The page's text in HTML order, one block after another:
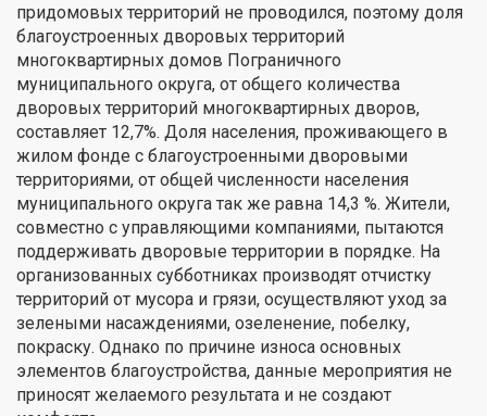
придомовых территорий не проводился, поэтому доля
благоустроенных дворовых территорий
многоквартирных домов Пограничного
муниципального округа, от общего количества
дворовых территорий многоквартирных дворов,
составляет 12,7%. Доля населения, проживающего в
жилом фонде с благоустроенными дворовыми
территориями, от общей численности населения
муниципального округа так же равна 14,3 %. Жители,
совместно с управляющими компаниями, пытаются
поддерживать дворовые территории в порядке. На
организованных субботниках производят отчистку
территорий от мусора и грязи, осуществляют уход за
зелеными насаждениями, озеленение, побелку,
покраску. Однако по причине износа основных
элементов благоустройства, данные мероприятия не
приносят желаемого результата и не создают